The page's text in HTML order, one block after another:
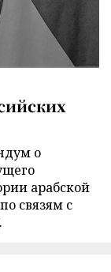
о
арабской
связям с